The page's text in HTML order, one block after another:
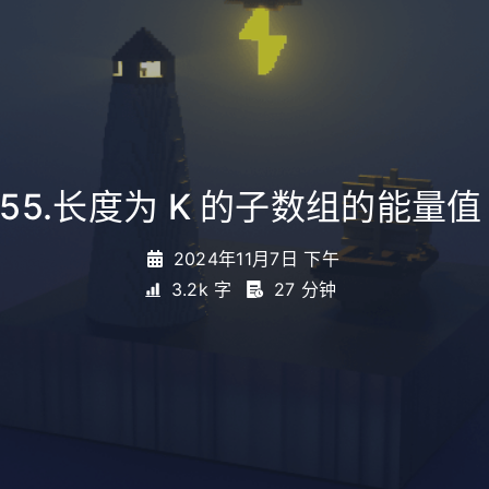
长度为 K 的子数组的能量
2024年11月7日 下午
3.2k 字
27 分钟